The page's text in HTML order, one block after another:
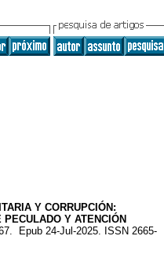
Y CORRUPCIÓN:
Y ATENCIÓN
Epub 24-Jul-2025. ISSN 2665-